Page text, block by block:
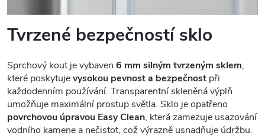
Udělíte-li souhlas, my a vybraní partneři (včetně Googlu)
můžeme používat cookies pro analytiku a
osobní údaje najdete na stránkáchBusiness Data
ResponsibilityaJak Google používá informace z webů
a aplikací.
Tvrzené bezpečností sklo
Sprchový kout je vybaven 6 mm silným tvrzeným sklem,
které poskytujevysokou pevnost a bezpečnost při
každodenním používání. Transparentní skleněná výplň
umožňuje maximální prostup světla. Sklo je opatřeno
povrchovou úpravou Easy Clean, která zamezuje usazování
vodního kamene a nečistot, což výrazně usnadňuje údržbu.